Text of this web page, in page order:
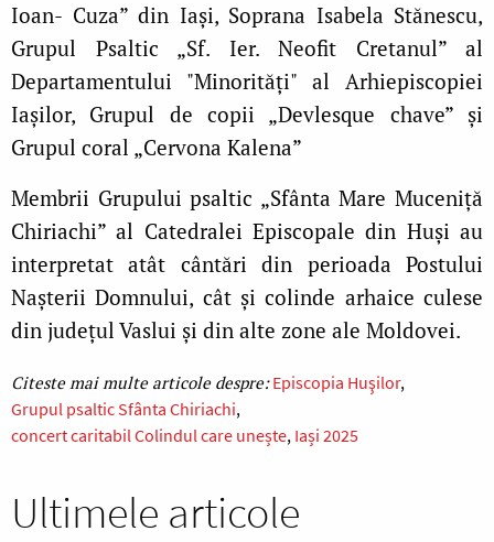
Ioan- Cuza” din Iași, Soprana Isabela Stănescu,
Grupul Psaltic „Sf. Ier. Neofit Cretanul” al
Departamentului "Minorități" al Arhiepiscopiei
Iașilor, Grupul de copii „Devlesque chave” și
Grupul coral „Cervona Kalena”
Membrii Grupului psaltic „Sfânta Mare Muceniță
Chiriachi” al Catedralei Episcopale din Huși au
interpretat atât cântări din perioada Postului
Nașterii Domnului, cât și colinde arhaice culese
din județul Vaslui și din alte zone ale Moldovei.
Episcopia Huşilor
Grupul psaltic Sfânta Chiriachi
concert caritabil Colindul care unește Iași 2025
Ultimele articole